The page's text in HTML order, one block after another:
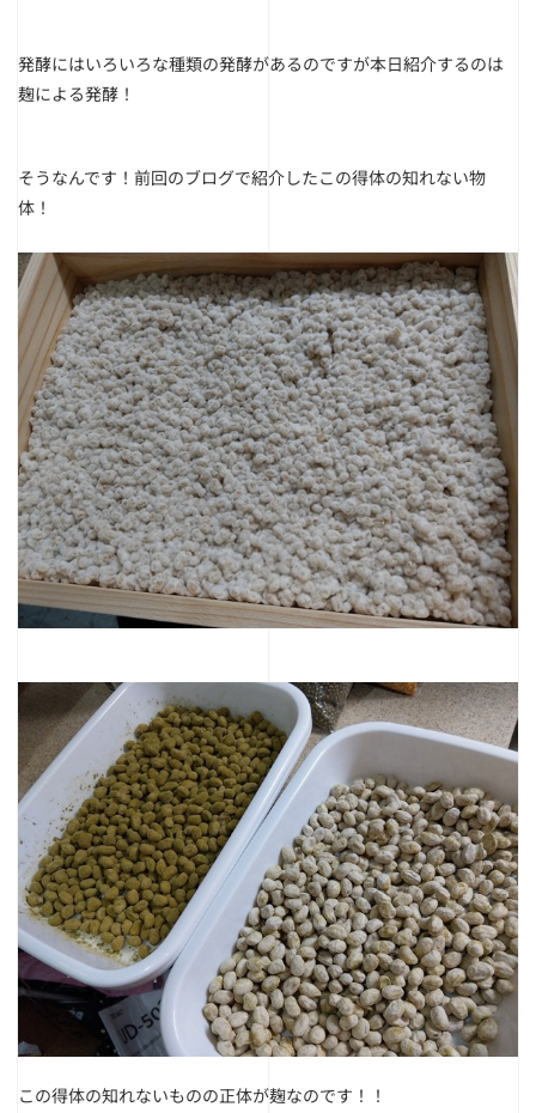
発酵にはいろいろな種類の発酵があるのですが本日紹介するのは
麹による発酵！
そうなんです！前回のブログで紹介したこの得体の知れない物
体！
この得体の知れないものの正体が麹なのです！！